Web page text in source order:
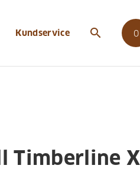
Kundservice search 0
Timberline